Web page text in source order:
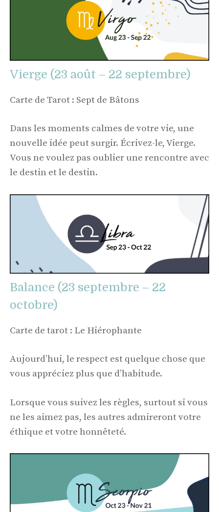
Vierge (23 août – 22 septembre)
Carte de Tarot : Sept de Bâtons
Dans les moments calmes de votre vie, une
nouvelle idée peut surgir. Écrivez-le, Vierge.
Vous ne voulez pas oublier une rencontre avec
le destin et le destin.
Balance (23 septembre – 22
octobre)
Carte de tarot : Le Hiérophante
Aujourd’hui, le respect est quelque chose que
vous appréciez plus que d’habitude.
Lorsque vous suivez les règles, surtout si vous
ne les aimez pas, les autres admireront votre
éthique et votre honnêteté.